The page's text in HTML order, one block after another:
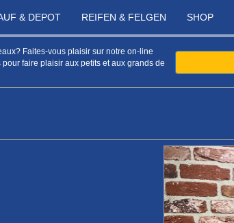
& DEPOT REIFEN & FELGEN SHOP
Faites-vous plaisir sur notre on-line
faire plaisir aux petits et aux grands de